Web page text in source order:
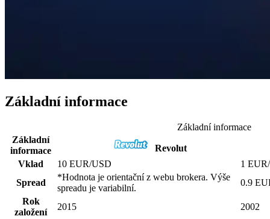
Základní informace
Základní informace
Základní
informace
Revolut
Vklad
10 EUR/USD
1
Spread
*Hodnota je orientační z webu brokera. Výše
spreadu je variabilní.
0.9
Rok
založení
2015
2002